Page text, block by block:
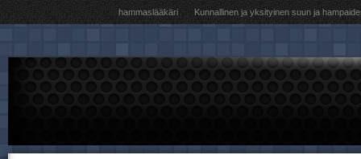
hammaslääkäri Kunnallinen ja yksityinen suun ja